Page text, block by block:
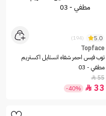
5.0
(194)
Topface
توب فيس احمر شفاه انستايل اكستريم
مطفي - 03
55

33

-40%